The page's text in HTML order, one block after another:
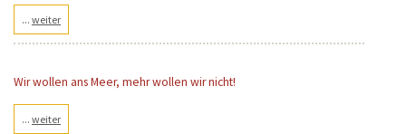
... weiter
Wir wollen ans Meer, mehr wollen wir nicht!
... weiter